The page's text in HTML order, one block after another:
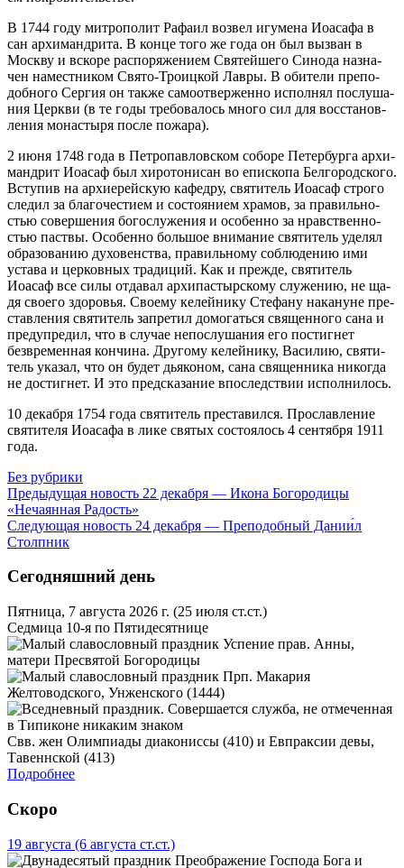
В 1744 го­ду мит­ро­по­лит Ра­фа­ил воз­вел игу­ме­на Иоаса­фа в
сан ар­хи­манд­ри­та. В кон­це то­го же го­да он был вы­зван в
Моск­ву и вско­ре рас­по­ря­же­ни­ем Свя­тей­ше­го Си­но­да на­зна­
чен на­мест­ни­ком Свя­то-Тро­иц­кой Лав­ры. В оби­те­ли пре­по­
доб­но­го Сер­гия он также са­мо­от­вер­жен­но ис­пол­нял по­слу­ша­
ния Церк­ви (в те го­ды тре­бо­ва­лось мно­го сил для вос­ста­нов­
ле­ния мо­на­сты­ря по­сле по­жа­ра).
2 июня 1748 го­да в Пет­ро­пав­лов­ском со­бо­ре Пе­тер­бур­га ар­хи­
манд­рит Иоасаф был хи­ро­то­ни­сан во епи­ско­па Бел­го­род­ско­го.
Всту­пив на ар­хи­ерей­скую ка­фед­ру, свя­ти­тель Иоасаф стро­го
сле­дил за бла­го­че­сти­ем и со­сто­я­ни­ем хра­мов, за пра­виль­но­
стью со­вер­ше­ния бо­го­слу­же­ния и осо­бен­но за нрав­ствен­но­
стью паст­вы. Осо­бен­но боль­шое вни­ма­ние свя­ти­тель уде­лял
об­ра­зо­ва­нию ду­хо­вен­ства, пра­виль­но­му со­блю­де­нию ими
уста­ва и цер­ков­ных тра­ди­ций. Как и преж­де, свя­ти­тель
Иоасаф все си­лы от­да­вал ар­хи­пас­тыр­ско­му слу­же­нию, не ща­
дя сво­е­го здо­ро­вья. Сво­е­му ке­лей­ни­ку Сте­фа­ну на­ка­нуне пре­
став­ле­ния свя­ти­тель за­пре­тил до­мо­гать­ся свя­щен­но­го са­на и
пре­ду­пре­дил, что в слу­чае непо­слу­ша­ния его по­стигнет
безвре­мен­ная кон­чи­на. Дру­го­му ке­лей­ни­ку, Ва­си­лию, свя­ти­
тель ука­зал, что он бу­дет дья­ко­ном, са­на свя­щен­ни­ка ни­ко­гда
не до­стигнет. И это пред­ска­за­ние впо­след­ствии ис­пол­ни­лось.
10 де­каб­ря 1754 го­да свя­ти­тель пре­ста­вил­ся. Про­слав­ле­ние
свя­ти­те­ля Иоаса­фа в ли­ке свя­тых со­сто­я­лось 4 сен­тяб­ря 1911
го­да.
Без рубрики
Предыдущая новость 22 декабря — Икона Богородицы
«Нечаянная Радость»
Следующая новость 24 декабря — Преподобный Дании́л
Столпник
Сегодняшний день
Пятница, 7 августа 2026 г. (25 июля ст.ст.)
Седмица 10-я по Пятидесятнице
Успение прав. Анны,
матери Пресвятой Богородицы
Прп. Макария
Желтоводского, Унженского (1444)
Свв. жен Олимпиады диакониссы (410) и Евпраксии девы,
Тавеннской (413)
Подробнее
Скоро
19 августа (6 августа ст.ст.)
Преображение Господа Бога и